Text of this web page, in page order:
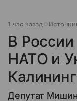
1 час назад
В
НАТО и
Депутат